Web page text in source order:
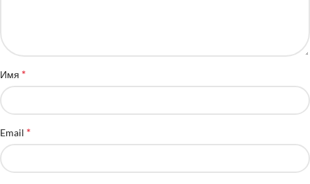
Имя *
Email *